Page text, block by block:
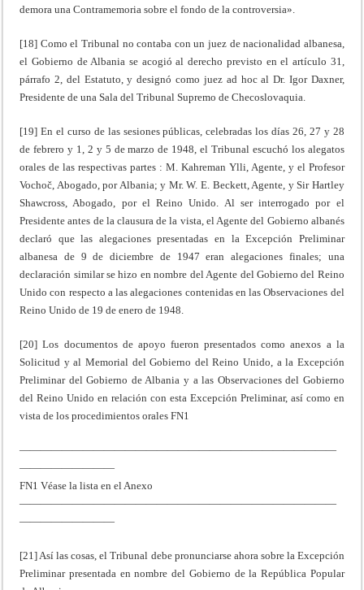
demora una Contramemoria sobre el fondo de la controversia».
[18] Como el Tribunal no contaba con un juez de nacionalidad albanesa,
el Gobierno de Albania se acogió al derecho previsto en el artículo 31,
párrafo 2, del Estatuto, y designó como juez ad hoc al Dr. Igor Daxner,
Presidente de una Sala del Tribunal Supremo de Checoslovaquia.
[19] En el curso de las sesiones públicas, celebradas los días 26, 27 y 28
de febrero y 1, 2 y 5 de marzo de 1948, el Tribunal escuchó los alegatos
orales de las respectivas partes : M. Kahreman Ylli, Agente, y el Profesor
Vochoč, Abogado, por Albania; y Mr. W. E. Beckett, Agente, y Sir Hartley
Shawcross, Abogado, por el Reino Unido. Al ser interrogado por el
Presidente antes de la clausura de la vista, el Agente del Gobierno albanés
declaró que las alegaciones presentadas en la Excepción Preliminar
albanesa de 9 de diciembre de 1947 eran alegaciones finales; una
declaración similar se hizo en nombre del Agente del Gobierno del Reino
Unido con respecto a las alegaciones contenidas en las Observaciones del
Reino Unido de 19 de enero de 1948.
[20] Los documentos de apoyo fueron presentados como anexos a la
Solicitud y al Memorial del Gobierno del Reino Unido, a la Excepción
Preliminar del Gobierno de Albania y a las Observaciones del Gobierno
del Reino Unido en relación con esta Excepción Preliminar, así como en
vista de los procedimientos orales FN1
——————————————————————————————
—————————
FN1 Véase la lista en el Anexo
——————————————————————————————
—————————
[21] Así las cosas, el Tribunal debe pronunciarse ahora sobre la Excepción
Preliminar presentada en nombre del Gobierno de la República Popular